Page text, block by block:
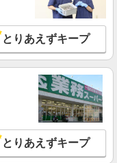
浜東6-6
詳細を見る
とりあえずキープ
とりあえずキープ